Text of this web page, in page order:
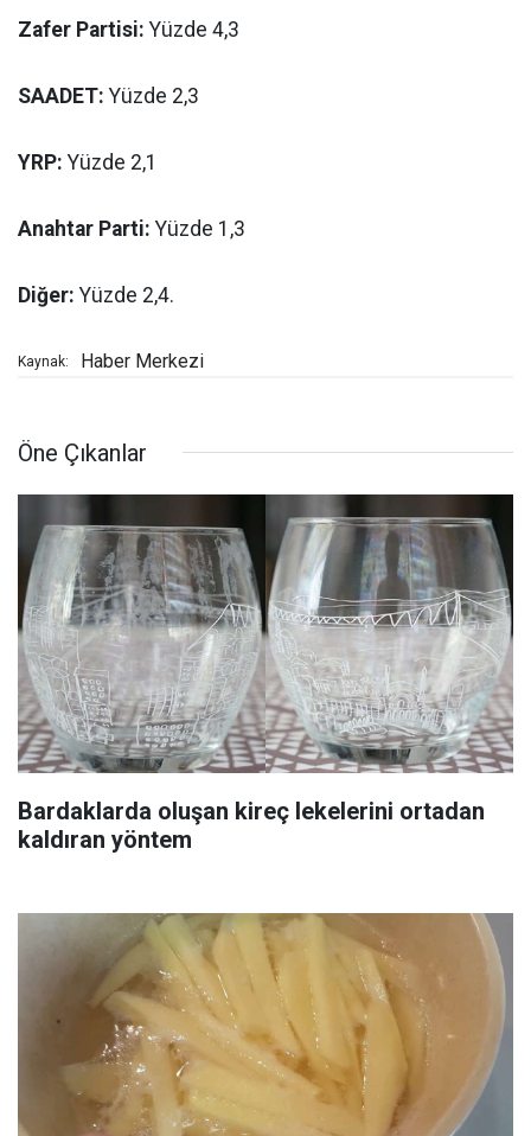
Zafer Partisi: Yüzde 4,3
SAADET: Yüzde 2,3
YRP: Yüzde 2,1
Anahtar Parti: Yüzde 1,3
Diğer: Yüzde 2,4.
Kaynak: Haber Merkezi
Öne Çıkanlar
Bardaklarda oluşan kireç lekelerini ortadan
kaldıran yöntem